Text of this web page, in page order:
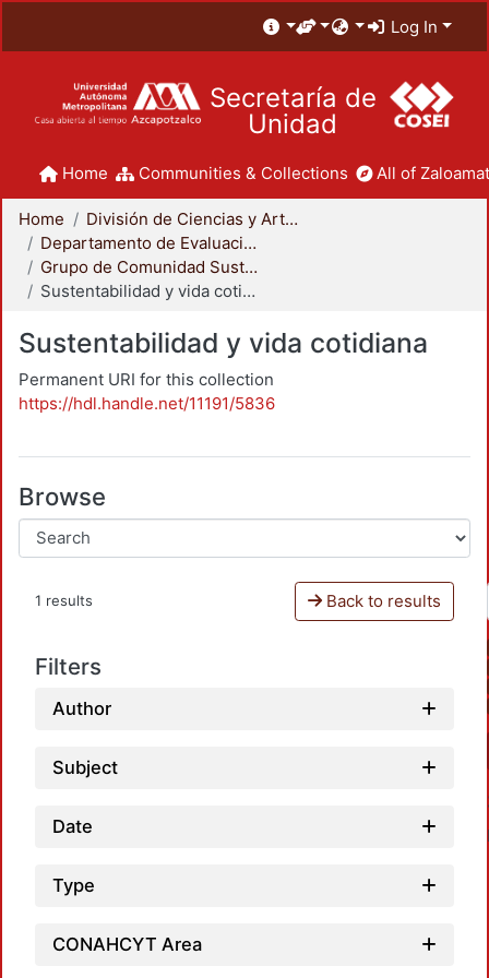
Log In
Secretaría de
Unidad
Home Communities & Collections All of
Home
División de Ciencias y Artes para el Diseño
Departamento de Evaluación del Diseño en el Tiempo
Grupo de Comunidad Sustentable
Sustentabilidad y vida cotidiana
Sustentabilidad y vida cotidiana
Permanent URI for this collection
https://hdl.handle.net/11191/5836
Browse
1 results Back to results
Filters
Author
Subject
Date
Type
CONAHCYT Area